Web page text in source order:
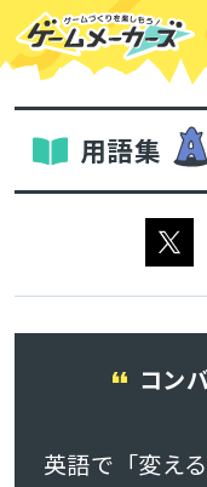
用語集
コン
英語で「変え